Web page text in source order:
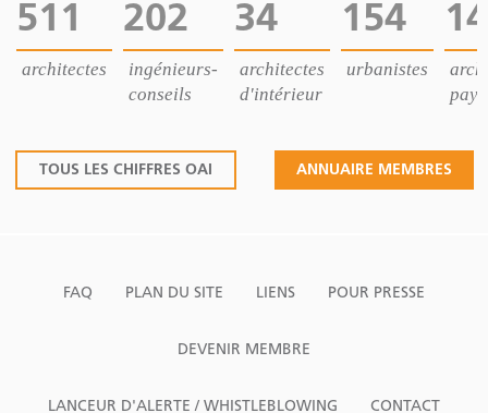
511
architectes
202
ingénieurs-
conseils
34
architectes
d'intérieur
154
urbanistes
14
TOUS LES CHIFFRES OAI ANNUAIRE MEMBRES
FAQ PLAN DU SITE LIENS POUR PRESSE
DEVENIR MEMBRE
LANCEUR D'ALERTE / WHISTLEBLOWING CONTACT